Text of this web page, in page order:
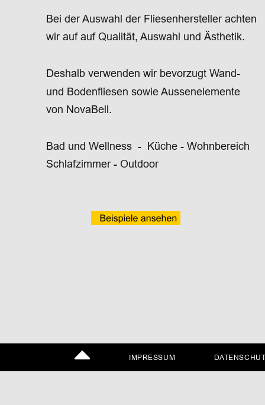
Bei der Auswahl der Fliesenhersteller achten
wir auf auf Qualität, Auswahl und Ästhetik.
Deshalb verwenden wir bevorzugt Wand-
und Bodenfliesen sowie Aussenelemente
von NovaBell.
Bad und Wellness  -  Küche - Wohnbereich
Schlafzimmer - Outdoor
IMPRESSUM